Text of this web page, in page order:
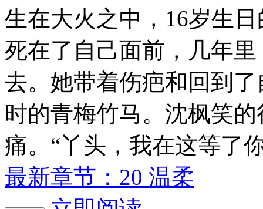
生在大火之中，16岁生
死在了自己面前，几年
去。她带着伤疤和回到
时的青梅竹马。沈枫笑
痛。“丫头，我在这等了
最新章节：20 温柔